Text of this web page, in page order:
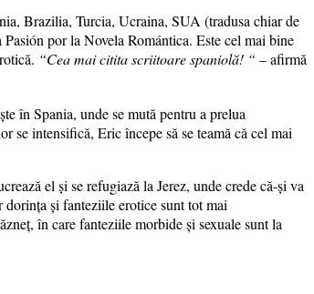
Brazilia, Turcia, Ucraina, SUA (tradusa chiar de
por la Novela Romántica. Este cel mai bine
“Cea mai citita scriitoare spaniolă! “ – afirmă
în Spania, unde se mută pentru a prelua
se intensifică, Eric începe să se teamă că cel mai
el și se refugiază la Jerez, unde crede că-și va
și fanteziile erotice sunt tot mai
în care fanteziile morbide și sexuale sunt la